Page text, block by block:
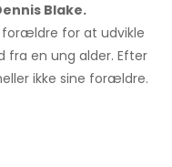
Blake.
for at udvikle
fra en ung alder. Efter
ikke sine forældre.